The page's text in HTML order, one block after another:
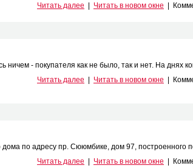
Читать далее
Читать в новом окне
ничем - покупателя как не было, так и нет. На днях
Читать далее
Читать в новом окне
по адресу пр. Сююмбике, дом 97, построенного
Читать далее
Читать в новом окне